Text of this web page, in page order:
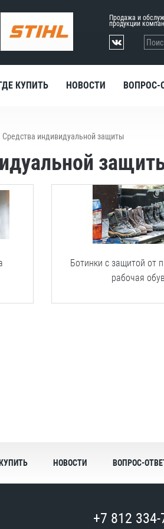
Продажа и
продукции
КУПИТЬ НОВОСТИ ВОПРОС-
Средства индивидуальной защиты
Ботинки с защитой от
рабочая
НОВОСТИ ВОПРОС-
+7 812 334-